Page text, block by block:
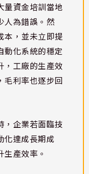
量資金培訓當地
人為錯誤。然
本，並未立即提
動化系統的穩定
，工廠的生產效
毛利率也逐步回
，企業若面臨技
化達成長期成
產效率。